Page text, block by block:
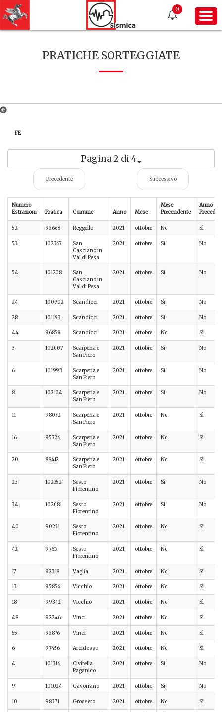
0
PRATICHE SORTEGGIATE
FE
Pagina 2 di 4
Precedente Successivo
Numero
Estrazioni
Pratica Comune Anno Mese
Mese
Precendente
Anno
52 93668 Reggello 2021 ottobre No Sì
53 102367
San
Casciano in
Val di Pesa
2021 ottobre Sì No
54 101208
San
Casciano in
Val di Pesa
2021 ottobre Sì No
24 100902 Scandicci 2021 ottobre Sì No
28 101193 Scandicci 2021 ottobre Sì No
44 96858 Scandicci 2021 ottobre No Sì
3 102007
Scarperia e
San Piero
2021 ottobre Sì No
6 101993
Scarperia e
San Piero
2021 ottobre Sì No
8 102104
Scarperia e
San Piero
2021 ottobre Sì No
11 98032
Scarperia e
San Piero
2021 ottobre No Sì
16 95726
Scarperia e
San Piero
2021 ottobre No Sì
20 88412
Scarperia e
San Piero
2021 ottobre No Sì
23 102352
Sesto
Fiorentino
2021 ottobre Sì No
34 102081
Sesto
Fiorentino
2021 ottobre Sì No
40 90231
Sesto
Fiorentino
2021 ottobre No Sì
42 97617
Sesto
Fiorentino
2021 ottobre No Sì
17 92318 Vaglia 2021 ottobre No Sì
13 95856 Vicchio 2021 ottobre No Sì
18 99342 Vicchio 2021 ottobre No Sì
48 92246 Vinci 2021 ottobre No Sì
55 93876 Vinci 2021 ottobre No Sì
6 97456 Arcidosso 2021 ottobre No Sì
4 101316
Civitella
Paganico
2021 ottobre Sì No
9 101024 Gavorrano 2021 ottobre Sì No
10 98371 Grosseto 2021 ottobre No Sì